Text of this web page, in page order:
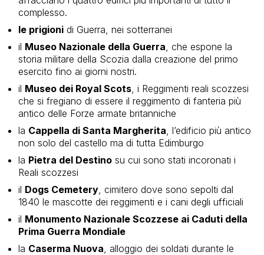
complesso.
le prigioni di Guerra, nei sotterranei
il Museo Nazionale della Guerra , che espone la
storia militare della Scozia dalla creazione del primo
esercito fino ai giorni nostri.
il Museo dei Royal Scots , i Reggimenti reali scozzesi
che si fregiano di essere il reggimento di fanteria più
antico delle Forze armate britanniche
la Cappella di Santa Margherita , l’edificio più antico
non solo del castello ma di tutta Edimburgo
la Pietra del Destino su cui sono stati incoronati i
Reali scozzesi
il Dogs Cemetery , cimitero dove sono sepolti dal
1840 le mascotte dei reggimenti e i cani degli ufficiali
il Monumento Nazionale Scozzese ai Caduti della
Prima Guerra Mondiale
la Caserma Nuova , alloggio dei soldati durante le